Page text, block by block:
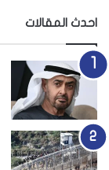
احدث المقالات